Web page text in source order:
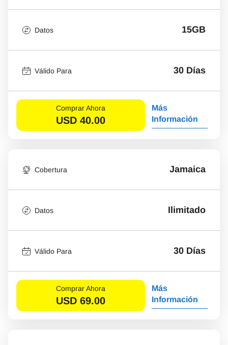
Datos 15GB
Válido Para 30 Días
Comprar Ahora
USD 40.00
Más
Información
Cobertura Jamaica
Datos Ilimitado
Válido Para 30 Días
Comprar Ahora
USD 69.00
Más
Información